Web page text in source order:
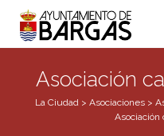
Asociación
La Ciudad> Asociaciones>
Asociación